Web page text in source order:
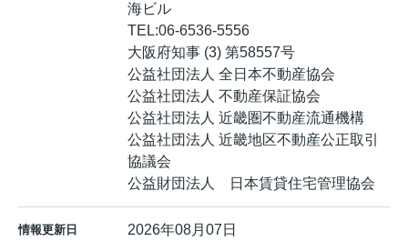
海ビル
TEL:06-6536-5556
大阪府知事 (3) 第58557号
公益社団法人 全日本不動産協会
公益社団法人 不動産保証協会
公益社団法人 近畿圏不動産流通機構
公益社団法人 近畿地区不動産公正取引
協議会
公益財団法人 日本賃貸住宅管理協会
情報更新日 2026年08月07日